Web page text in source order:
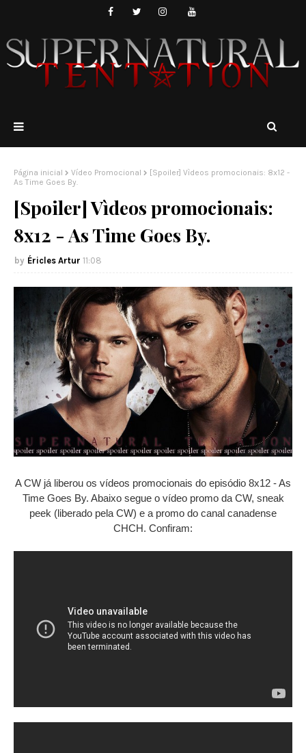
Página inicial Vídeo Promocional
[Spoiler] Vìdeos promocionais: 8x12 -
As Time Goes By.
[Spoiler] Vìdeos promocionais:
8x12 - As Time Goes By.
Éricles Artur 11:08
A CW já liberou os vídeos promocionais do episódio 8x12 - As
Time Goes By. Abaixo segue o vídeo promo da CW, sneak
peek (liberado pela CW) e a promo do canal canadense
CHCH. Confiram: